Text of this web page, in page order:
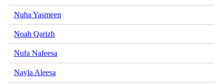
Nuha Yasmeen
Noah Qarizh
Nufa Nafeesa
Nayla Aleesa